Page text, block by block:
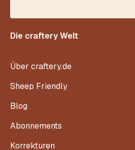
Die craftery Welt
Über craftery.de
Sheep Friendly
Blog
Abonnements
Korrekturen